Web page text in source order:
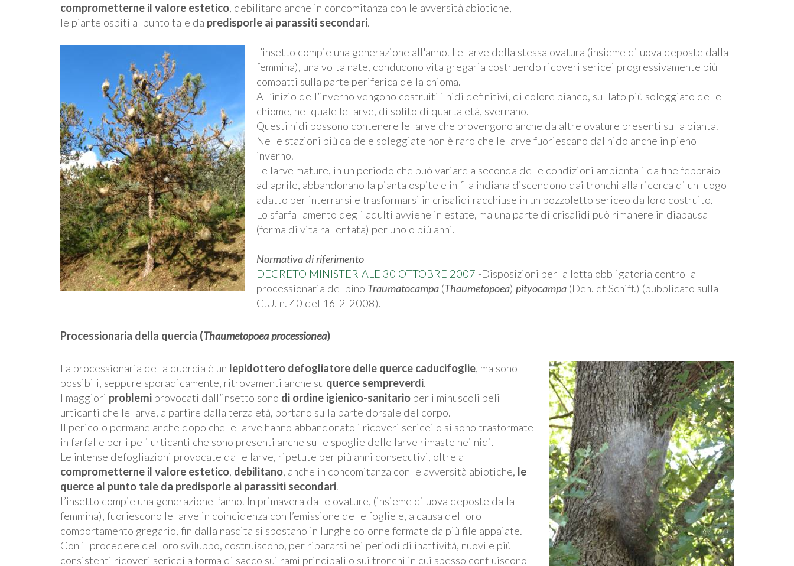
comprometterne il valore estetico, debilitano anche in concomitanza con le avversità abiotiche,
le piante ospiti al punto tale da predisporle ai parassiti secondari.
L’insetto compie una generazione all'anno. Le larve della stessa ovatura (insieme di uova deposte dalla
femmina), una volta nate, conducono vita gregaria costruendo ricoveri sericei progressivamente più
compatti sulla parte periferica della chioma.
All’inizio dell’inverno vengono costruiti i nidi definitivi, di colore bianco, sul lato più soleggiato delle
chiome, nel quale le larve, di solito di quarta età, svernano.
Questi nidi possono contenere le larve che provengono anche da altre ovature presenti sulla pianta.
Nelle stazioni più calde e soleggiate non è raro che le larve fuoriescano dal nido anche in pieno
inverno.
Le larve mature, in un periodo che può variare a seconda delle condizioni ambientali da fine febbraio
ad aprile, abbandonano la pianta ospite e in fila indiana discendono dai tronchi alla ricerca di un luogo
adatto per interrarsi e trasformarsi in crisalidi racchiuse in un bozzoletto sericeo da loro costruito.
Lo sfarfallamento degli adulti avviene in estate, ma una parte di crisalidi può rimanere in diapausa
(forma di vita rallentata) per uno o più anni.
Normativa di riferimento
DECRETO MINISTERIALE 30 OTTOBRE 2007 -Disposizioni per la lotta obbligatoria contro la
processionaria del pino Traumatocampa (Thaumetopoea) pityocampa (Den. et Schiff.) (pubblicato sulla
G.U. n. 40 del 16-2-2008).
Processionaria della quercia (Thaumetopoea processionea)
La processionaria della quercia è un lepidottero defogliatore delle querce caducifoglie, ma sono
possibili, seppure sporadicamente, ritrovamenti anche su querce sempreverdi.
I maggiori problemi provocati dall’insetto sono di ordine igienico-sanitario per i minuscoli peli
urticanti che le larve, a partire dalla terza età, portano sulla parte dorsale del corpo.
Il pericolo permane anche dopo che le larve hanno abbandonato i ricoveri sericei o si sono trasformate
in farfalle per i peli urticanti che sono presenti anche sulle spoglie delle larve rimaste nei nidi.
Le intense defogliazioni provocate dalle larve, ripetute per più anni consecutivi, oltre a
comprometterne il valore estetico, debilitano, anche in concomitanza con le avversità abiotiche, le
querce al punto tale da predisporle ai parassiti secondari.
L’insetto compie una generazione l’anno. In primavera dalle ovature, (insieme di uova deposte dalla
femmina), fuoriescono le larve in coincidenza con l’emissione delle foglie e, a causa del loro
comportamento gregario, fin dalla nascita si spostano in lunghe colonne formate da più file appaiate.
Con il procedere del loro sviluppo, costruiscono, per ripararsi nei periodi di inattività, nuovi e più
consistenti ricoveri sericei a forma di sacco sui rami principali o sui tronchi in cui spesso confluiscono